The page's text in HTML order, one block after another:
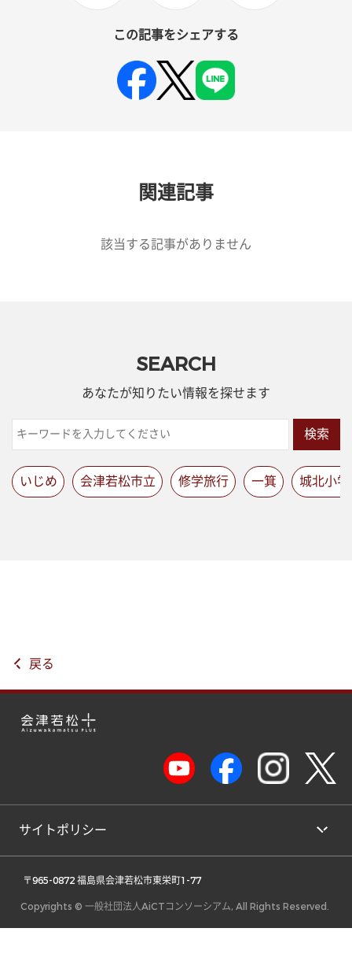
この記事をシェアする
関連記事
該当する記事がありません
SEARCH
あなたが知りたい情報を探せます
検索
いじめ 会津若松市立 修学旅行 一箕 城北小
戻る
サイトポリシー
〒965-0872 福島県会津若松市東栄町1-77
Copyrights © 一般社団法人AiCTコンソーシアム, All Rights Reserved.